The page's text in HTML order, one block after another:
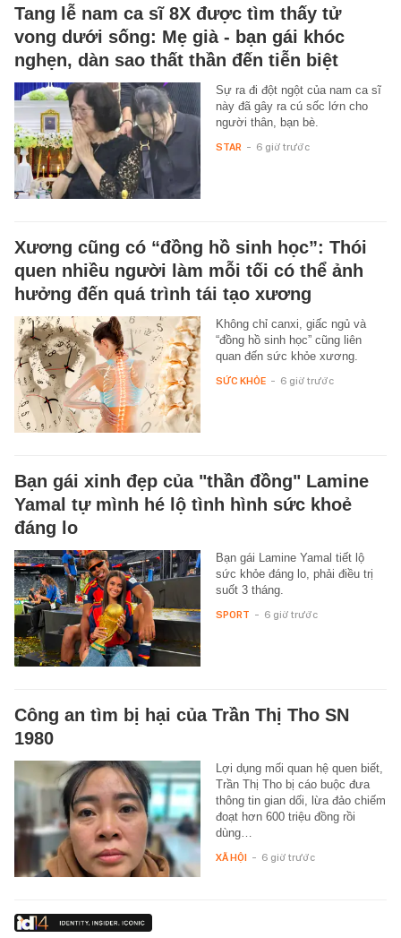
Tang lễ nam ca sĩ 8X được tìm thấy tử
vong dưới sống: Mẹ già - bạn gái khóc
nghẹn, dàn sao thất thần đến tiễn biệt
Sự ra đi đột ngột của nam ca sĩ
này đã gây ra cú sốc lớn cho
người thân, bạn bè.
STAR - 6 giờ trước
Xương cũng có “đồng hồ sinh học”: Thói
quen nhiều người làm mỗi tối có thể ảnh
hưởng đến quá trình tái tạo xương
Không chỉ canxi, giấc ngủ và
“đồng hồ sinh học” cũng liên
quan đến sức khỏe xương.
SỨC KHỎE - 6 giờ trước
Bạn gái xinh đẹp của "thần đồng" Lamine
Yamal tự mình hé lộ tình hình sức khoẻ
đáng lo
Bạn gái Lamine Yamal tiết lộ
sức khỏe đáng lo, phải điều trị
suốt 3 tháng.
SPORT - 6 giờ trước
Công an tìm bị hại của Trần Thị Tho SN
1980
Lợi dụng mối quan hệ quen biết,
Trần Thị Tho bị cáo buộc đưa
thông tin gian dối, lừa đảo chiếm
đoạt hơn 600 triệu đồng rồi
dùng…
XÃ HỘI - 6 giờ trước